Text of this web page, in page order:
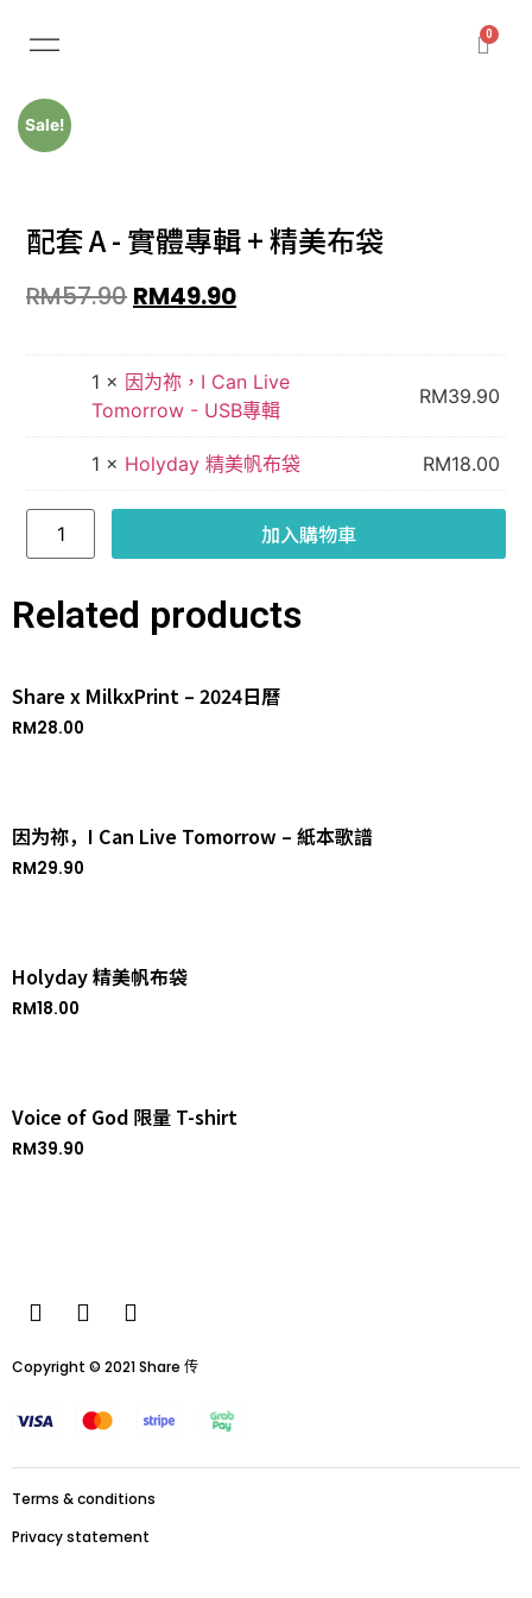
Sale!
配套 A - 實體專輯 + 精美布袋
RM57.90 RM49.90
1 × 因为祢，I Can Live
Tomorrow - USB專輯
RM39.90
1 × Holyday 精美帆布袋 RM18.00
加入購物車
Related products
Share x MilkxPrint – 2024日曆
RM28.00
因为祢，I Can Live Tomorrow – 紙本歌譜
RM29.90
Holyday 精美帆布袋
RM18.00
Voice of God 限量 T-shirt
RM39.90
Copyright © 2021 Share 传
Terms & conditions
Privacy statement